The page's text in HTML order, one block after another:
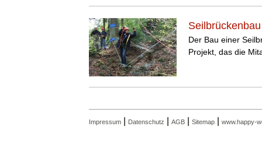
Seilbrückenbau
Der Bau einer
Projekt, das die
Impressum Datenschutz AGB Sitemap www.happy-